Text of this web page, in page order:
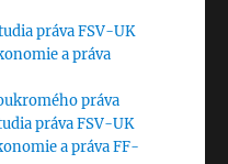
práva FSV-UK
a práva
práva
práva FSV-UK
a práva FF-